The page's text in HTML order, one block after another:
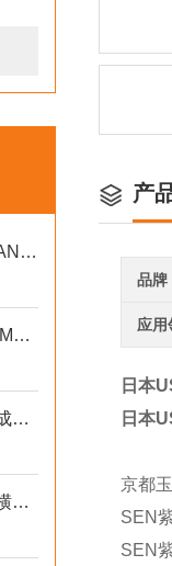
到货！京都玉崎深圳仓库到货日本AND 电子秤HV-60KCEP
到货！京都玉崎深圳仓库到货日本IMADA 推拉力计 DST-20N
到货！京都玉崎深圳仓库到货日本成茂锻针仪MF2
到货！京都玉崎深圳仓库到货日本横河 电导率仪传感器 SC8SG-R31-T-305-P1-A
产
品牌
应用
日本
日本
京都
SEN
SEN